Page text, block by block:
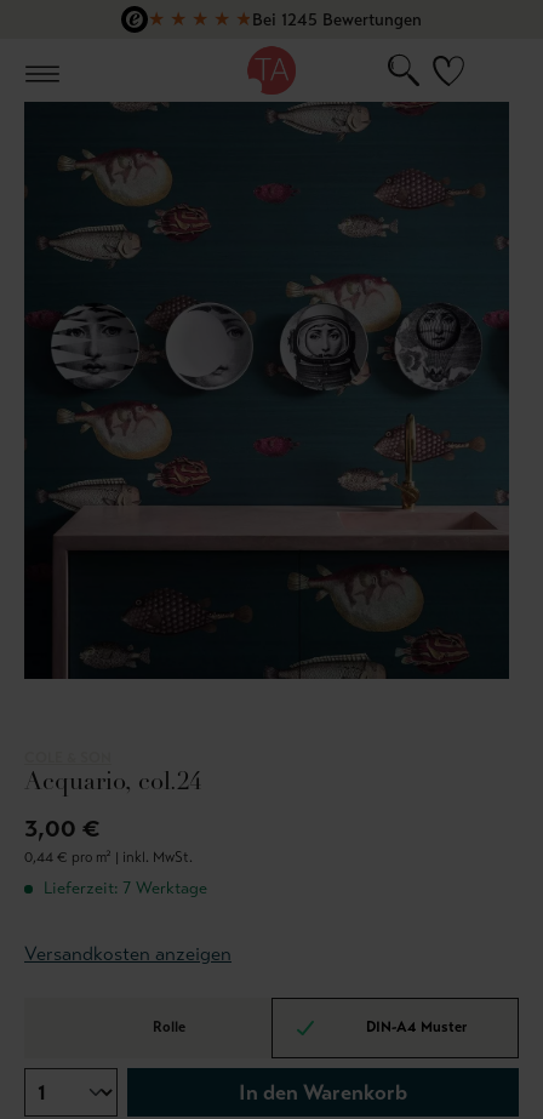
Zum Hauptinhalt springen
★ ★ ★ ★ ★Bei 1245 Bewertungen
Acquario, col.24
3,00 €
0,44 € pro m² | inkl. MwSt.
Lieferzeit: 7 Werktage
Versandkosten anzeigen
Rolle DIN-A4 Muster
In den Warenkorb